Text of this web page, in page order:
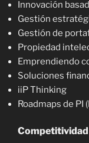
Innovación
Gestión
Gestión de
Propiedad
Emprendiendo
Soluciones
iiP Thinking
Roadmaps de PI